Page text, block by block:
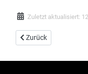
Zuletzt aktualisiert:
Vorheriger Beitrag:
Zurück